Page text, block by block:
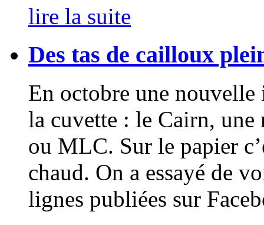
lire la suite
Des tas de cailloux
En octobre une
la cuvette : le Cairn, une
ou MLC. Sur le papier
chaud. On a essayé de
lignes publiées sur